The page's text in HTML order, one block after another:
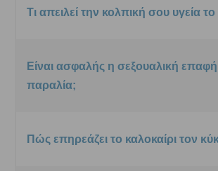
Τι απειλεί την κολπική σου υγεία το
Είναι ασφαλής η σεξουαλική
παραλία;
Πώς επηρεάζει το καλοκαίρι τον